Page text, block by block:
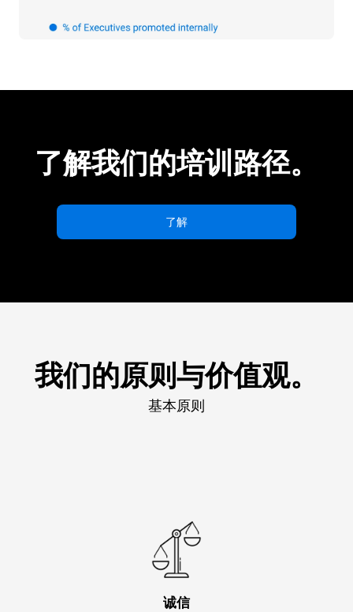
了解我们的培训路径。
了解
我们的原则与价值观。
基本原则
诚信